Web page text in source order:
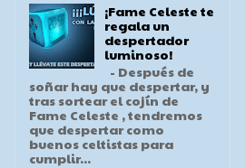
¡Fame Celeste te
regala un
despertador
luminoso!
- Después de
soñar hay que despertar, y
tras sortear el cojín de
Fame Celeste , tendremos
que despertar como
buenos celtistas para
cumplir...